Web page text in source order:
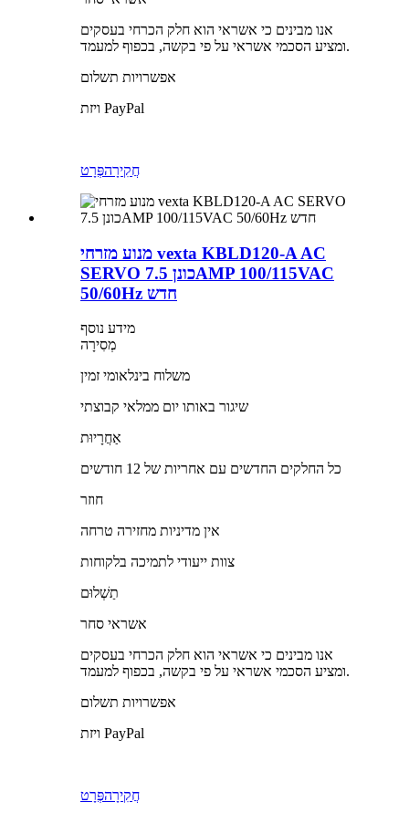
אנו מבינים כי אשראי הוא חלק הכרחי בעסקים
ומציע הסכמי אשראי על פי בקשה, בכפוף למעמד.
אפשרויות תשלום
ויזת PayPal
חֲקִירָהפְּרָט
מנוע מזרחי vexta KBLD120-A AC
SERVO כונן 7.5AMP 100/115VAC
50/60Hz חדש
מידע נוסף
מְסִירָה
משלוח בינלאומי זמין
שיגור באותו יום ממלאי קבוצתי
אַחֲרָיוּת
כל החלקים החדשים עם אחריות של 12 חודשים
חוזר
אין מדיניות מחזירה טרחה
צוות ייעודי לתמיכה בלקוחות
תַשְׁלוּם
אשראי סחר
אנו מבינים כי אשראי הוא חלק הכרחי בעסקים
ומציע הסכמי אשראי על פי בקשה, בכפוף למעמד.
אפשרויות תשלום
ויזת PayPal
חֲקִירָהפְּרָט